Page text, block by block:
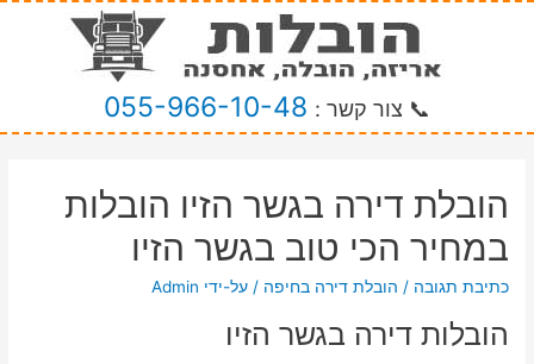
📞 צור קשר : 055-966-10-48
הובלת דירה בגשר הזיו הובלות
במחיר הכי טוב בגשר הזיו
כתיבת תגובה / הובלת דירה בחיפה / על-ידי Admin
הובלות דירה בגשר הזיו